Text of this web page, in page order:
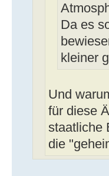
Da es
kleiner
Und
für diese
staatliche
die